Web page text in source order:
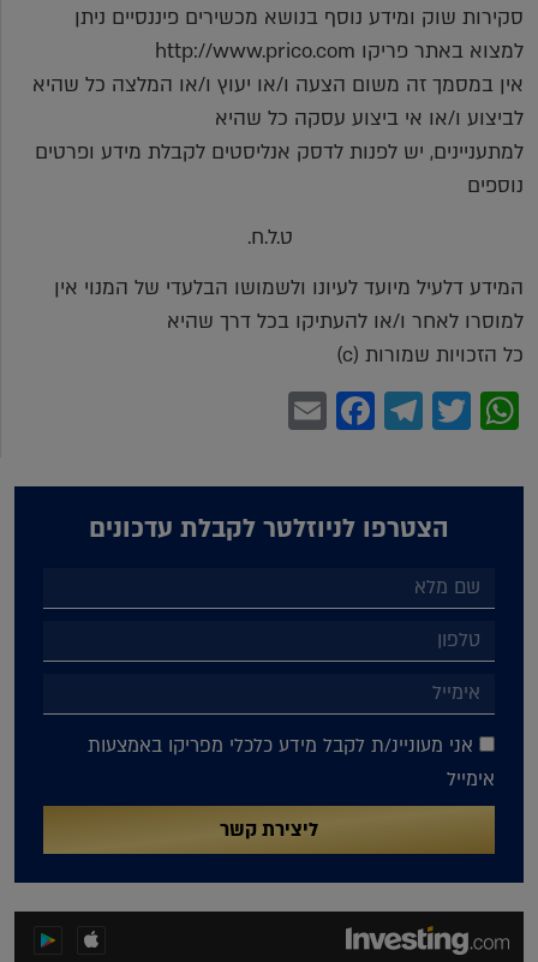
סקירות שוק ומידע נוסף בנושא מכשירים פיננסיים ניתן
למצוא באתר פריקו http://www.prico.com
אין במסמך זה משום הצעה ו/או יעוץ ו/או המלצה כל שהיא
לביצוע ו/או אי ביצוע עסקה כל שהיא
למתעניינים, יש לפנות לדסק אנליסטים לקבלת מידע ופרטים
נוספים
ט.ל.ח.
המידע דלעיל מיועד לעיונו ולשמושו הבלעדי של המנוי אין
למוסרו לאחר ו/או להעתיקו בכל דרך שהיא
כל הזכויות שמורות (c)
WhatsApp
Twitter
Telegram
Facebook
הצטרפו לניוזלטר לקבלת עדכונים
אני מעוניינ/ת לקבל מידע כלכלי מפריקו באמצעות
אימייל
ליצירת קשר